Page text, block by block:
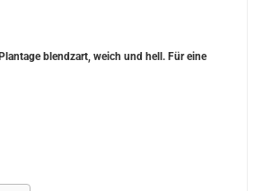
blendzart, weich und hell. Für eine